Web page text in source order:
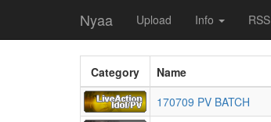
Nyaa Upload Info RSS
Category Name
170709 PV BATCH